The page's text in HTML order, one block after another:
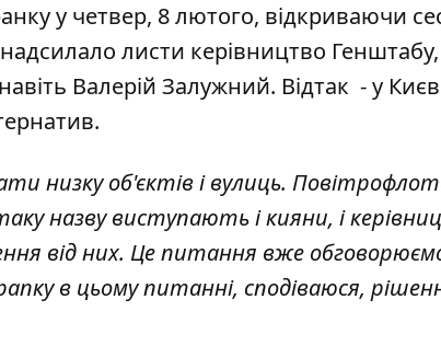
у четвер, 8 лютого, відкриваючи
надсилало листи керівництво Генштабу
Валерій Залужний. Відтак - у
низку об'єктів і вулиць.
назву виступають і кияни, і
від них. Це питання вже
в цьому питанні, сподіваюся,